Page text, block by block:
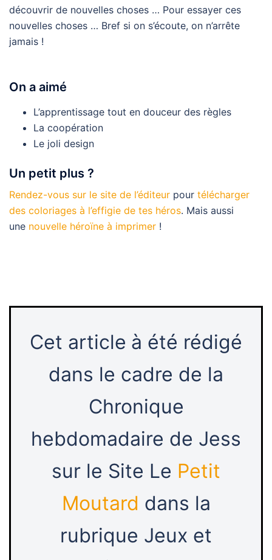
découvrir de nouvelles choses … Pour essayer ces
nouvelles choses … Bref si on s’écoute, on n’arrête
jamais !
On a aimé
L’apprentissage tout en douceur des règles
La coopération
Le joli design
Un petit plus ?
Rendez-vous sur le site de l’éditeur pour télécharger
des coloriages à l’effigie de tes héros. Mais aussi
une nouvelle héroïne à imprimer !
Cet article à été rédigé
dans le cadre de la
Chronique
hebdomadaire de Jess
sur le Site Le Petit
Moutard dans la
rubrique Jeux et